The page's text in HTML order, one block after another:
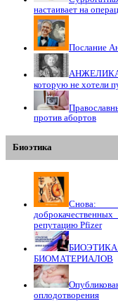
настаивает на
Послание
АНЖЕЛИКА
которую не хотели
против абортов
Биоэтика
Снова:
репутацию Pfizer
БИОМАТЕРИАЛОВ
оплодотворения